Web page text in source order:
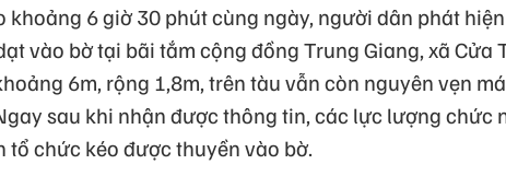
khoảng 6 giờ 30 phút cùng ngày, người dân phát
vào bờ tại bãi tắm cộng đồng Trung Giang, xã Cửa
6m, rộng 1,8m, trên tàu vẫn còn nguyên vẹn
sau khi nhận được thông tin, các lực lượng chức
tổ chức kéo được thuyền vào bờ.